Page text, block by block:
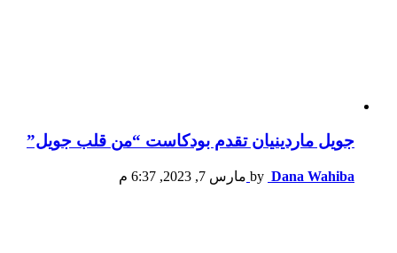
جويل ماردينيان تقدم بودكاست “من قلب جويل”
by Dana Wahiba مارس 7, 2023, 6:37 م